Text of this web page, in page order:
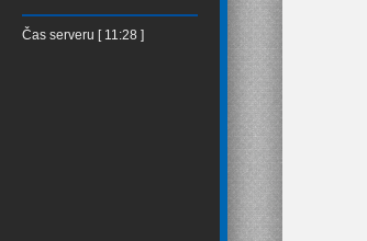
Čas serveru [ 11:28 ]